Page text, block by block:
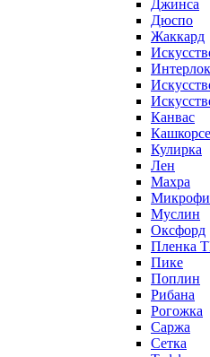
Джинса
Дюспо
Жаккард
Интерлок
Канвас
Кашкорсе
Кулирка
Лен
Махра
Муслин
Оксфорд
Пленка
Пике
Поплин
Рибана
Рогожка
Саржа
Сетка